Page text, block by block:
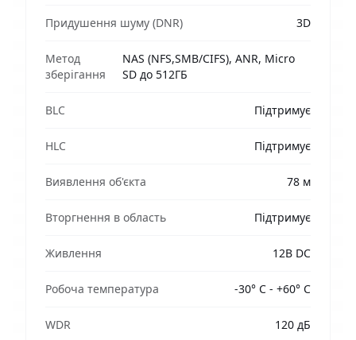
Придушення шуму (DNR) 3D
Метод
зберігання
NAS (NFS,SMB/CIFS), ANR, Micro
SD до 512ГБ
BLC Підтримує
HLC Підтримує
Виявлення об'єкта 78 м
Вторгнення в область Підтримує
Живлення 12В DC
Робоча температура -30° C - +60° C
WDR 120 дБ